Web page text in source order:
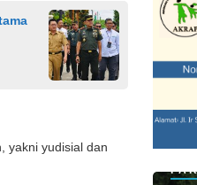
yakni yudisial dan